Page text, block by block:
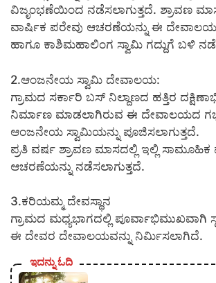
ವಿಜೃಂಭಣೆಯಿಂದ ನಡೆಸಲಾಗುತ್ತದೆ. ಶ್ರಾವಣ
ವಾರ್ಷಿಕ ಪರೇವು ಆಚರಣೆಯನ್ನು ಈ
ಹಾಗೂ ಕಾಶಿಮಹಾಲಿಂಗ ಸ್ವಾಮಿ ಗದ್ದುಗೆ ಬಳಿ
2.ಆಂಜನೇಯ ಸ್ವಾಮಿ ದೇವಾಲಯ:
ಗ್ರಾಮದ ಸರ್ಕಾರಿ ಬಸ್ ನಿಲ್ದಾಣದ ಹತ್ತಿರ
ನಿರ್ಮಾಣ ಮಾಡಲಾಗಿರುವ ಈ ದೇವಾಲಯದ
ಆಂಜನೇಯ ಸ್ವಾಮಿಯನ್ನು ಪೂಜಿಸಲಾಗುತ್ತದೆ.
ಪ್ರತಿ ವರ್ಷ ಶ್ರಾವಣ ಮಾಸದಲ್ಲಿ ಇಲ್ಲಿ ಸಾಮೂಹಿಕ
ಆಚರಣೆಯನ್ನು ನಡೆಸಲಾಗುತ್ತದೆ.
3.ಕರಿಯಮ್ಮ ದೇವಸ್ಥಾನ
ಗ್ರಾಮದ ಮಧ್ಯಭಾಗದಲ್ಲಿ ಪೂರ್ವಾಭಿಮುಖವಾಗಿ
ಈ ದೇವರ ದೇವಾಲಯವನ್ನು ನಿರ್ಮಿಸಲಾಗಿದೆ.
ಇದನ್ನು ಓದಿ